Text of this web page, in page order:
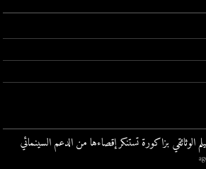
الوثائقي بزاكورة تستنكر إقصاءها من الدعم السينمائي